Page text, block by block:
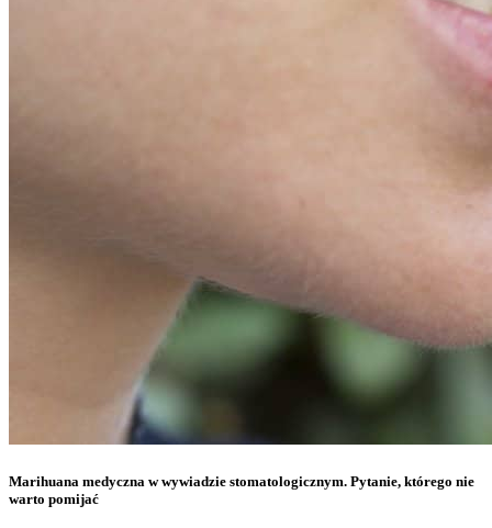
Marihuana medyczna w wywiadzie stomatologicznym. Pytanie, którego nie
warto pomijać